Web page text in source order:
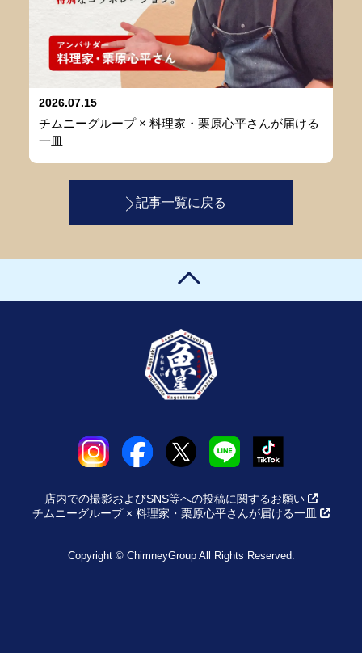
2026.07.15
チムニーグループ × 料理家・栗原心平さんが届ける
一皿
記事一覧に戻る
店内での撮影およびSNS等への投稿に関するお願い
チムニーグループ × 料理家・栗原心平さんが届ける一皿
Copyright © ChimneyGroup All Rights Reserved.